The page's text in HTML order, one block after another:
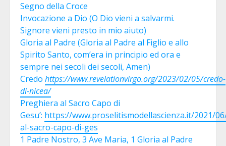
Segno della Croce
Invocazione a Dio (O Dio vieni a salvarmi.
Signore vieni presto in mio aiuto)
Gloria al Padre (Gloria al Padre al Figlio e allo
Spirito Santo, com’era in principio ed ora e
sempre nei secoli dei secoli, Amen)
Credo https://www.revelationvirgo.org/2023/02/05/credo-
di-nicea/
Preghiera al Sacro Capo di
Gesu’: https://www.proselitismodellascienza.it/2021/
al-sacro-capo-di-ges
1 Padre Nostro, 3 Ave Maria, 1 Gloria al Padre